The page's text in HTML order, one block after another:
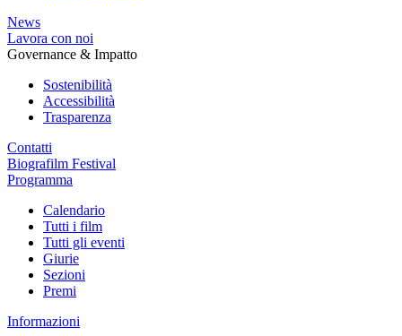
News
Lavora con noi
Governance & Impatto
Sostenibilità
Accessibilità
Trasparenza
Contatti
Biografilm Festival
Programma
Calendario
Tutti i film
Tutti gli eventi
Giurie
Sezioni
Premi
Informazioni